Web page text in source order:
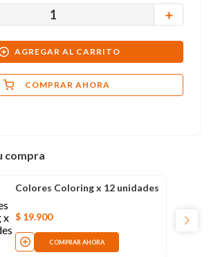
＋
AGREGAR AL CARRITO
COMPRAR AHORA
compra
Colores Coloring x 12 unidades
$ 19.900
COMPRAR AHORA